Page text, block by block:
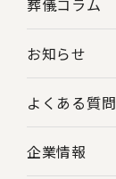
葬儀コラム
お知らせ
よくある質問
企業情報